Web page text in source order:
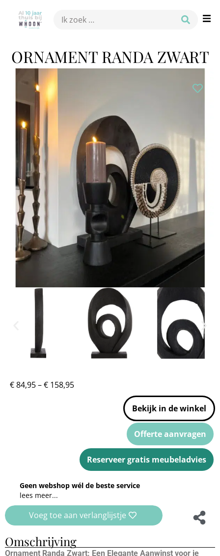
ORNAMENT RANDA ZWART
€84,95–€ 158,95
Bekijk in de winkel
Offerte aanvragen
Reserveer gratis meubeladvies
Geen webshop wél de beste service
lees meer...
Voeg toe aan verlanglijstje
Omschrijving
Ornament Randa Zwart: Een Elegante Aanwinst voor je